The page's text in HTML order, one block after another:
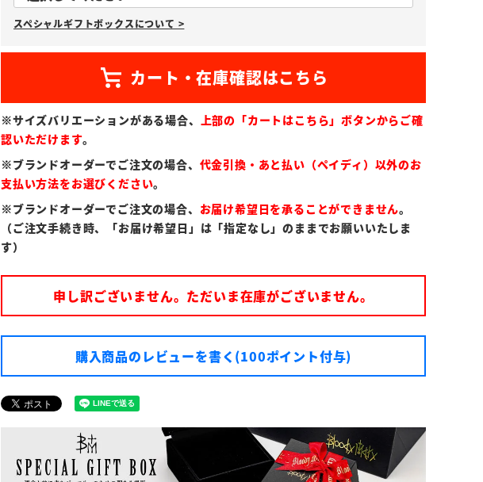
必
スペシャルギフトボックスについて >
※サイズバリエーションがある場合、
上部の「カートはこちら」ボタンからご確
認いただけます。
※ブランドオーダーでご注文の場合、 代金引換・あと払い（ペイディ）以外のお
支払い方法をお選びください。
※ブランドオーダーでご注文の場合、 お届け希望日を承ることができません。
（ご注文手続き時、「お届け希望日」は「指定なし」のままでお願いいたしま
す）
申し訳ございません。ただいま在庫がございません。
購入商品のレビューを書く(100ポイント付与)